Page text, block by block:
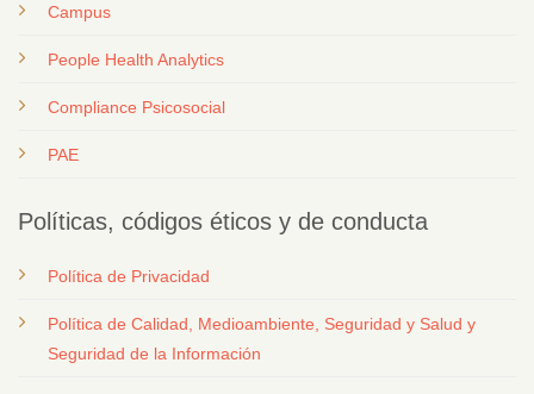
Campus
People Health Analytics
Compliance Psicosocial
PAE
Políticas, códigos éticos y de conducta
Política de Privacidad
Política de Calidad, Medioambiente, Seguridad y Salud y
Seguridad de la Información